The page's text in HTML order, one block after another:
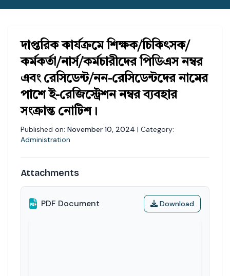
দাপ্তরিক কার্যক্রমে শিক্ষক/চিকিৎসক/
কর্মকর্তা/নার্স/কর্মচারীদের পিডিএস নম্বর
এবং রেসিডেন্ট/নন-রেসিডেন্টদের নামের
পাশে ই-রেজিস্ট্রেশন নম্বর ব্যবহার
সংক্রান্ত নোটিশ।
Published on: November 10, 2024 | Category:
Administration
Attachments
PDF Document Download